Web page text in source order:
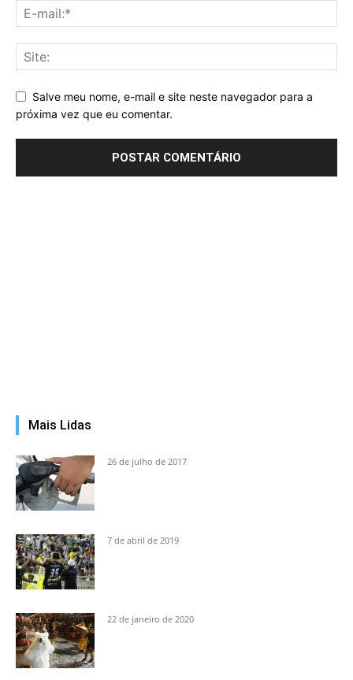
Salve meu nome, e-mail e site neste navegador para a
próxima vez que eu comentar.
Mais Lidas
26 de julho de 2017
7 de abril de 2019
22 de janeiro de 2020